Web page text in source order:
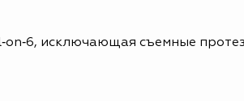
исключающая съемные